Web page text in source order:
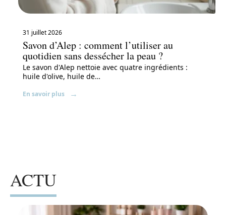
31 juillet 2026
Savon d’Alep : comment l’utiliser au
quotidien sans dessécher la peau ?
Le savon d'Alep nettoie avec quatre ingrédients :
huile d'olive, huile de…
En savoir plus
ACTU